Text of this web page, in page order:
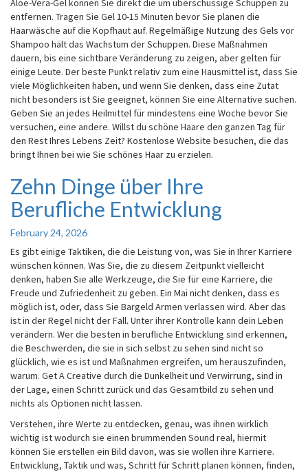
Aloe-Vera-Gel können Sie direkt die um überschüssige Schuppen zu
entfernen. Tragen Sie Gel 10-15 Minuten bevor Sie planen die
Haarwäsche auf die Kopfhaut auf. Regelmäßige Nutzung des Gels vor
Shampoo hält das Wachstum der Schuppen. Diese Maßnahmen
dauern, bis eine sichtbare Veränderung zu zeigen, aber gelten für
einige Leute. Der beste Punkt relativ zum eine Hausmittel ist, dass Sie
viele Möglichkeiten haben, und wenn Sie denken, dass eine Zutat
nicht besonders ist Sie geeignet, können Sie eine Alternative suchen.
Geben Sie an jedes Heilmittel für mindestens eine Woche bevor Sie
versuchen, eine andere. Willst du schöne Haare den ganzen Tag für
den Rest Ihres Lebens Zeit? Kostenlose Website besuchen, die das
bringt Ihnen bei wie Sie schönes Haar zu erzielen.
Zehn
Dinge
über
Berufliche
Entwicklung
Zehn Dinge über Ihre
Berufliche Entwicklung
February 24, 2026
Es gibt einige Taktiken, die die Leistung von, was Sie in Ihrer Karriere
wünschen können. Was Sie, die zu diesem Zeitpunkt vielleicht
denken, haben Sie alle Werkzeuge, die Sie für eine Karriere, die
Freude und Zufriedenheit zu geben. Ein Mai nicht denken, dass es
möglich ist, oder, dass Sie Bargeld Armen verlassen wird. Aber das
ist in der Regel nicht der Fall. Unter ihrer Kontrolle kann dein Leben
verändern. Wer die besten in berufliche Entwicklung sind erkennen,
die Beschwerden, die sie in sich selbst zu sehen sind nicht so
glücklich, wie es ist und Maßnahmen ergreifen, um herauszufinden,
warum. Get A Creative durch die Dunkelheit und Verwirrung, sind in
der Lage, einen Schritt zurück und das Gesamtbild zu sehen und
nichts als Optionen nicht lassen.
Verstehen, ihre Werte zu entdecken, genau, was ihnen wirklich
wichtig ist wodurch sie einen brummenden Sound real, hiermit
können Sie erstellen ein Bild davon, was sie wollen ihre Karriere.
Entwicklung, Taktik und was, Schritt für Schritt planen können, finden,